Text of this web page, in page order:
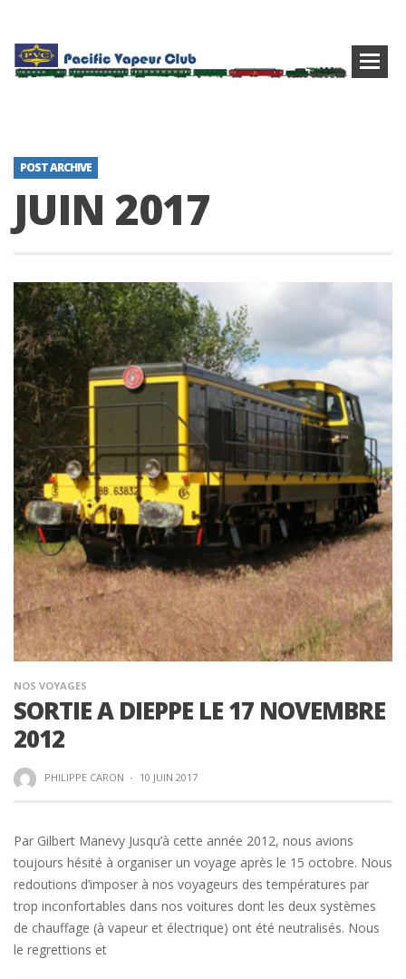
POST ARCHIVE
JUIN 2017
NOS VOYAGES
SORTIE A DIEPPE LE 17 NOVEMBRE
2012
PHILIPPE CARON · 10 JUIN 2017
Par Gilbert Manevy Jusqu’à cette année 2012, nous avions
toujours hésité à organiser un voyage après le 15 octobre. Nous
redoutions d’imposer à nos voyageurs des températures par
trop inconfortables dans nos voitures dont les deux systèmes
de chauffage (à vapeur et électrique) ont été neutralisés. Nous
le regrettions et